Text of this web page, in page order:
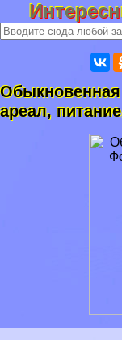
Обыкновенная
ареал,